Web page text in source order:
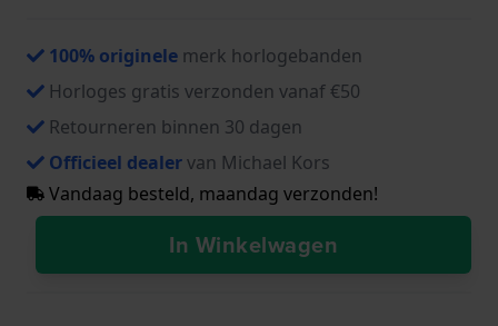
100% originele merk horlogebanden
Horloges gratis verzonden vanaf €50
Retourneren binnen 30 dagen
Officieel dealervan Michael Kors
Vandaag besteld, maandag verzonden!
In Winkelwagen